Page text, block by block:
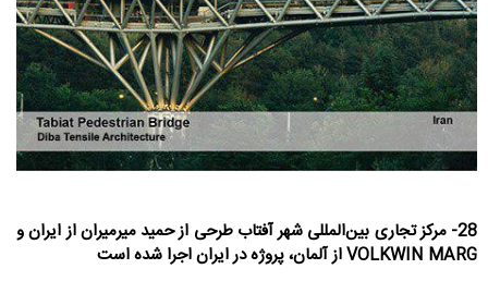
28- مرکز تجاری بین‌المللی شهر آفتاب طرحی از حمید میرمیران از ایران و
VOLKWIN MARG از آلمان، پروژه در ایران اجرا شده است